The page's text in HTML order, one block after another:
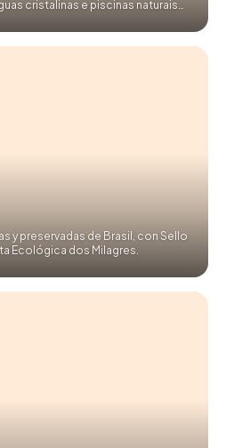
cristalinas e piscinas naturais
y preservadas de Brasil, con Sello
Ecológica dos Milagres.